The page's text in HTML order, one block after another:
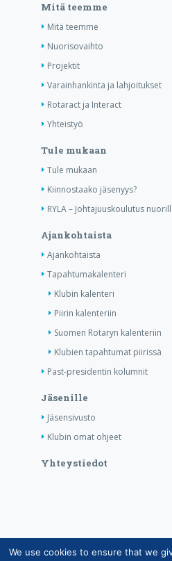
Mitä teemme
Mitä teemme
Nuorisovaihto
Projektit
Varainhankinta ja lahjoitukset
Rotaract ja Interact
Yhteistyö
Tule mukaan
Tule mukaan
Kiinnostaako jäsenyys?
RYLA – Johtajuuskoulutus
Ajankohtaista
Ajankohtaista
Tapahtumakalenteri
Klubin kalenteri
Piirin kalenteriin
Suomen Rotaryn kalenteriin
Klubien tapahtumat piirissä
Past-presidentin kolumnit
Jäsenille
Jäsensivusto
Klubin omat ohjeet
Yhteystiedot
Copyright © Suomen
We use cookies to ensure that we